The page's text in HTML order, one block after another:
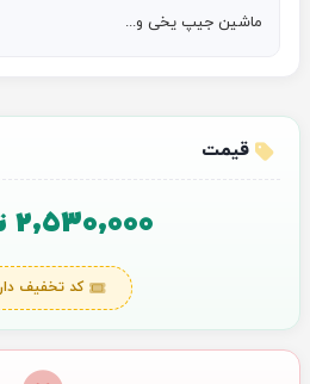
ماشین جیپ یخی و...
قیمت
2,530,000 تومان
کد تخفیف